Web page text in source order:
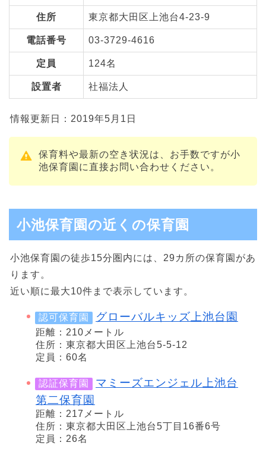
住所 東京都大田区上池台4-23-9
電話番号 03-3729-4616
定員 124名
設置者 社福法人
情報更新日：2019年5月1日
保育料や最新の空き状況は、お手数ですが小
池保育園に直接お問い合わせください。
小池保育園の近くの保育園
小池保育園の徒歩15分圏内には、29カ所の保育園があ
ります。
近い順に最大10件まで表示しています。
認可保育園 グローバルキッズ上池台園
距離：210メートル
住所：東京都大田区上池台5-5-12
定員：60名
認証保育園
マミーズエンジェル上池台
第二保育園
距離：217メートル
住所：東京都大田区上池台5丁目16番6号
定員：26名